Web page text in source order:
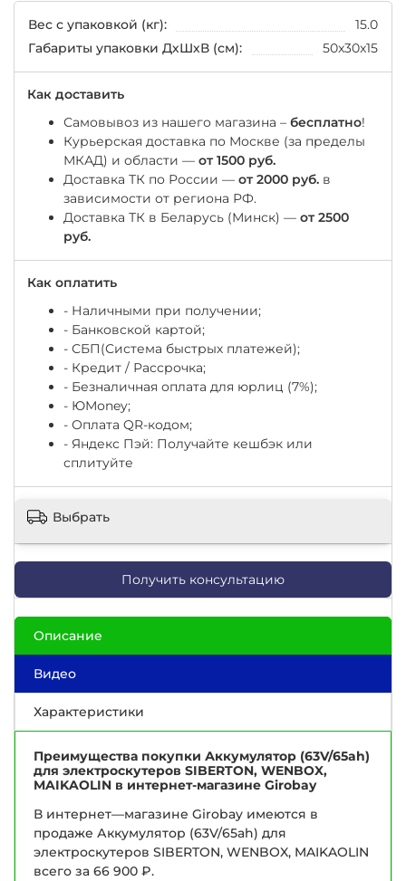
Вес с упаковкой (кг):
15.0
Габариты упаковки ДхШхВ (см):
50x30x15
Как доставить
Самовывоз из нашего магазина – бесплатно!
Курьерская доставка по Москве (за пределы
МКАД) и области — от 1500 руб.
Доставка ТК по России — от 2000 руб. в
зависимости от региона РФ.
Доставка ТК в Беларусь (Минск) — от 2500
руб.
Как оплатить
- Наличными при получении;
- Банковской картой;
- СБП(Система быстрых платежей);
- Кредит / Рассрочка;
- Безналичная оплата для юрлиц (7%);
- ЮМоney;
- Оплата QR-кодом;
- Яндекс Пэй: Получайте кешбэк или
сплитуйте
Выбрать
Получить консультацию
Описание
Видео
Характеристики
Преимущества покупки Аккумулятор (63V/65ah)
для электроскутеров SIBERTON, WENBOX,
MAIKAOLIN в интернет-магазине Girobay
В интернет—магазине Girobay имеются в
продаже Аккумулятор (63V/65ah) для
электроскутеров SIBERTON, WENBOX, MAIKAOLIN
всего за 66 900 ₽.